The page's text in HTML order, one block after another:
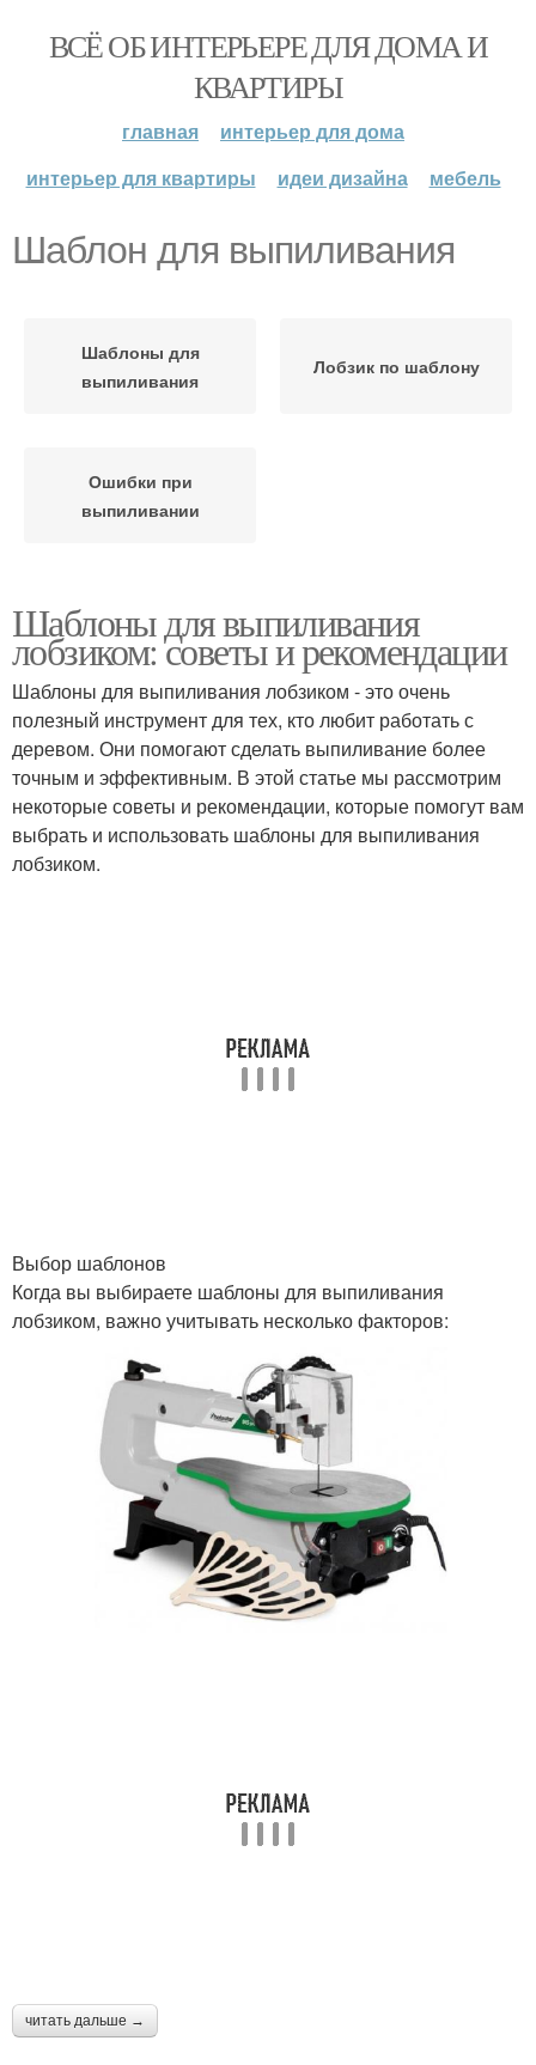
ВСЁ ОБ ИНТЕРЬЕРЕ ДЛЯ ДОМА И
КВАРТИРЫ
главная
интерьер для дома
интерьер для квартиры
идеи дизайна мебель
Шаблон для выпиливания
Шаблоны для
выпиливания
Лобзик по шаблону
Ошибки при
выпиливании
Шаблоны для выпиливания
лобзиком: советы и рекомендации
Шаблоны для выпиливания лобзиком - это очень
полезный инструмент для тех, кто любит работать с
деревом. Они помогают сделать выпиливание более
точным и эффективным. В этой статье мы рассмотрим
некоторые советы и рекомендации, которые помогут вам
выбрать и использовать шаблоны для выпиливания
лобзиком.
Выбор шаблонов
Когда вы выбираете шаблоны для выпиливания
лобзиком, важно учитывать несколько факторов:
читать дальше →